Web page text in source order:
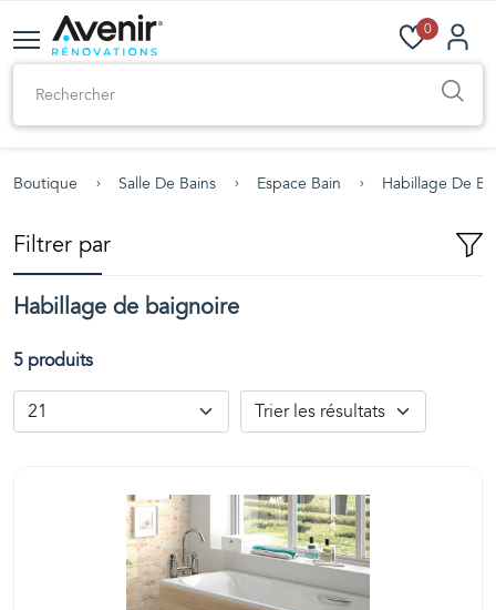
0
Boutique Salle De Bains Espace Bain Habillage De
Filtrer par
Habillage de baignoire
5 produits